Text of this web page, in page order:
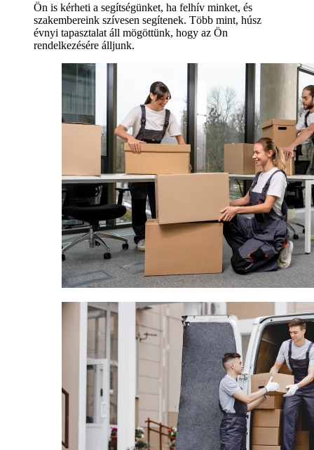
Ön is kérheti a segítségünket, ha felhív minket, és
szakembereink szívesen segítenek. Több mint, húsz
évnyi tapasztalat áll mögöttünk, hogy az Ön
rendelkezésére álljunk.